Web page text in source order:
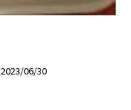
2023/06/30